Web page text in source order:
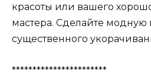
красоты или вашего
мастера. Сделайте модную
существенного
***********************